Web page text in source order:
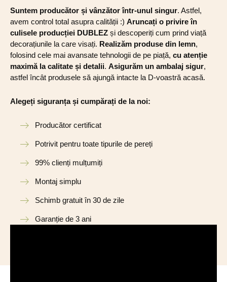
Suntem producător și vânzător într-unul singur. Astfel,
avem control total asupra calității :) Aruncați o privire în
culisele producției DUBLEZ și descoperiți cum prind viață
decorațiunile la care visați. Realizăm produse din lemn,
folosind cele mai avansate tehnologii de pe piață, cu atenție
maximă la calitate și detalii. Asigurăm un ambalaj sigur,
astfel încât produsele să ajungă intacte la D-voastră acasă.
Alegeți siguranța și cumpărați de la noi:
Producător certificat
Potrivit pentru toate tipurile de pereți
99% clienți mulțumiți
Montaj simplu
Schimb gratuit în 30 de zile
Garanție de 3 ani